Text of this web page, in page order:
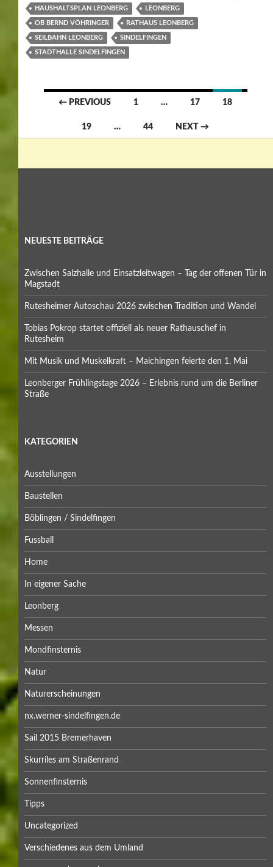
HAUSHALTSPLAN LEONBERG LEONBERG
OB BERND VÖHRINGER RATHAUS LEONBERG
SEILBAHN LEONBERG SINDELFINGEN
STADTHALLE SINDELFINGEN
Posts
navigation
← PREVIOUS 1 … 17 18
19 … 44 NEXT →
NEUESTE BEITRÄGE
Zwischen Salzhalle und Einsatzleitwagen – Tag der offenen Tür in
Magstadt
Rutesheimer Autoschau 2026 zwischen Tradition und Wandel
Tobias Pokrop startet offiziell als neuer Rathauschef in
Rutesheim
Mit Musik und Muskelkraft – Maichingen feierte den 1. Mai
Leonberger Frühlingstage 2026 – Erlebnis rund um die Berliner
Straße
KATEGORIEN
Ausstellungen
Baustellen
Böblingen / Sindelfingen
Fussball
Home
In eigener Sache
Leonberg
Messen
Mondfinsternis
Natur
Naturerscheinungen
nx.werner-sindelfingen.de
Sail 2015 Bremerhaven
Skurriles am Straßenrand
Sonnenfinsternis
Tipps
Uncategorized
Verschiedenes aus dem Umland